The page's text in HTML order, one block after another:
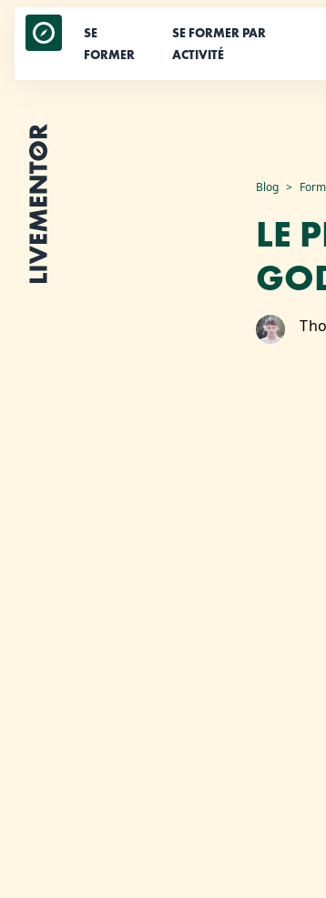
Aller
contenu
SE
FORMER
SE FORMER PAR
ACTIVITÉ
Blog
LE